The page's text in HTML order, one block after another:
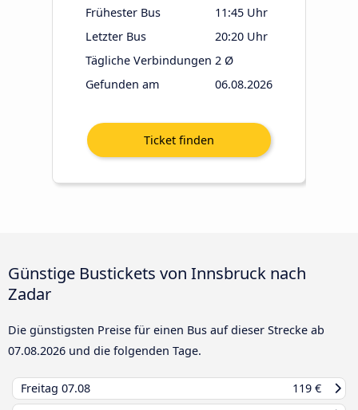
Frühester Bus
11:45 Uhr
Letzter Bus
20:20 Uhr
Tägliche Verbindungen 2 Ø
Gefunden am
06.08.2026
Günstige Bustickets von Innsbruck nach
Zadar
Die günstigsten Preise für einen Bus auf dieser Strecke ab
07.08.2026 und die folgenden Tage.
Freitag 07.08
119 €